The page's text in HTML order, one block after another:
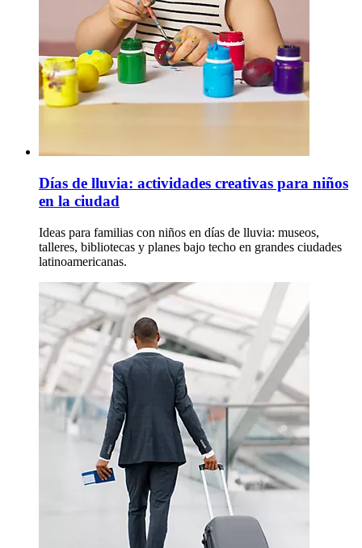
Días de lluvia: actividades creativas para niños
en la ciudad
Ideas para familias con niños en días de lluvia: museos,
talleres, bibliotecas y planes bajo techo en grandes ciudades
latinoamericanas.